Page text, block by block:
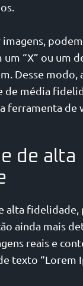
um “X” ou um
Desse modo,
de média
ferramenta de
de alta
alta fidelidade,
ainda mais
reais e
texto “Lorem